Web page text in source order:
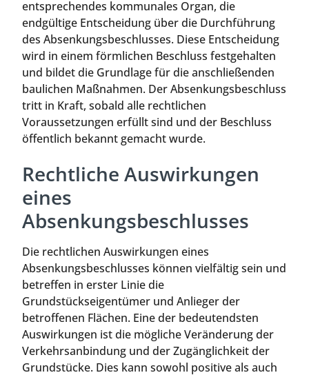
entsprechendes kommunales Organ, die
endgültige Entscheidung über die Durchführung
des Absenkungsbeschlusses. Diese Entscheidung
wird in einem förmlichen Beschluss festgehalten
und bildet die Grundlage für die anschließenden
baulichen Maßnahmen. Der Absenkungsbeschluss
tritt in Kraft, sobald alle rechtlichen
Voraussetzungen erfüllt sind und der Beschluss
öffentlich bekannt gemacht wurde.
Rechtliche Auswirkungen
eines
Absenkungsbeschlusses
Die rechtlichen Auswirkungen eines
Absenkungsbeschlusses können vielfältig sein und
betreffen in erster Linie die
Grundstückseigentümer und Anlieger der
betroffenen Flächen. Eine der bedeutendsten
Auswirkungen ist die mögliche Veränderung der
Verkehrsanbindung und der Zugänglichkeit der
Grundstücke. Dies kann sowohl positive als auch